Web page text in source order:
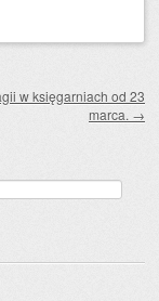
w księgarniach od 23
marca. →